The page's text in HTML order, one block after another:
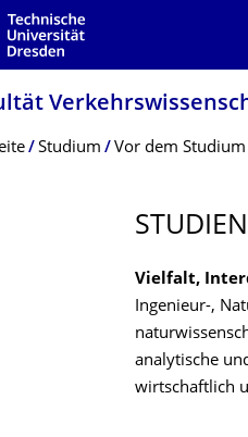
Menü
Studium Vor dem Studium
Vielfalt,
Ingenieur-,
analytische
wirtschaftlich